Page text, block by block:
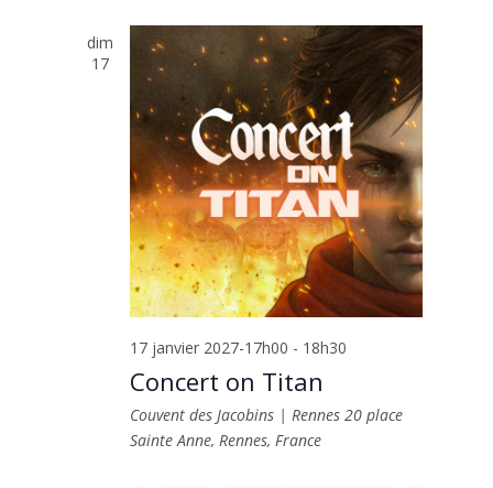
dim
17
17 janvier 2027-17h00 - 18h30
Concert on Titan
Couvent des Jacobins | Rennes20 place
Sainte Anne, Rennes, France